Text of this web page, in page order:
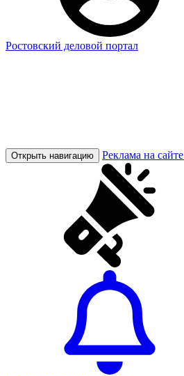
Ростовский деловой портал
Открыть навигацию Реклама на сайте